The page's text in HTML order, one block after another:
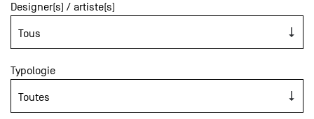
Designer(s) / artiste(s)
Typologie